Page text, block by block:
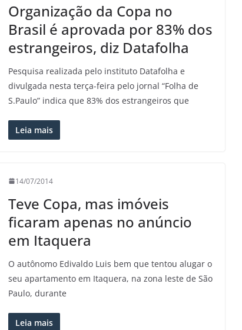
Organização da Copa no
Brasil é aprovada por 83% dos
estrangeiros, diz Datafolha
Pesquisa realizada pelo instituto Datafolha e
divulgada nesta terça-feira pelo jornal “Folha de
S.Paulo” indica que 83% dos estrangeiros que
Leia mais
14/07/2014
Teve Copa, mas imóveis
ficaram apenas no anúncio
em Itaquera
O autônomo Edivaldo Luis bem que tentou alugar o
seu apartamento em Itaquera, na zona leste de São
Paulo, durante
Leia mais